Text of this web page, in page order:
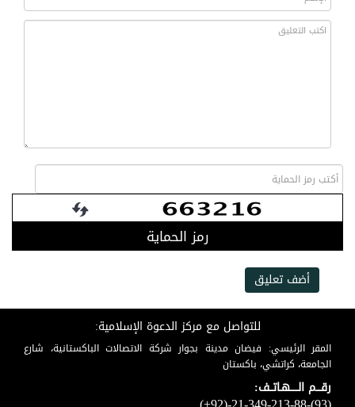
رمز الحماية
أضف تعليق
للتواصل مع مركز الدعوة الإسلامية:
المقر الرئيسي: فيضان مدينة بجوار شركة الاتصالات الباكستانية، شارع
الجامعة، كراتشي، باكستان
رقـــم الـــــهـاتــف: